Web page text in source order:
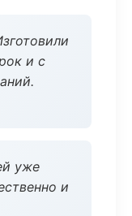
и с
уже
и